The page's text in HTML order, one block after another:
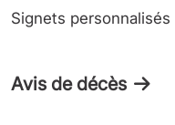
Signets personnalisés
Avis de décès